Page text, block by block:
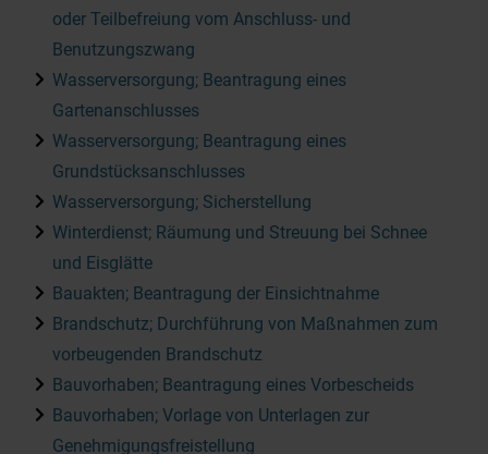
oder Teilbefreiung vom Anschluss- und
Benutzungszwang
Wasserversorgung; Beantragung eines
Gartenanschlusses
Wasserversorgung; Beantragung eines
Grundstücksanschlusses
Wasserversorgung; Sicherstellung
Winterdienst; Räumung und Streuung bei Schnee
und Eisglätte
Bauakten; Beantragung der Einsichtnahme
Brandschutz; Durchführung von Maßnahmen zum
vorbeugenden Brandschutz
Bauvorhaben; Beantragung eines Vorbescheids
Bauvorhaben; Vorlage von Unterlagen zur
Genehmigungsfreistellung